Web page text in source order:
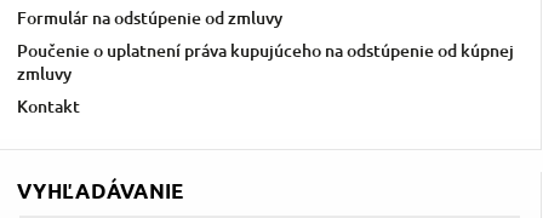
Formulár na odstúpenie od zmluvy
Poučenie o uplatnení práva kupujúceho na odstúpenie od kúpnej
zmluvy
Kontakt
VYHĽADÁVANIE